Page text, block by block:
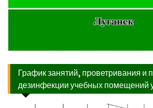
График занятий, проветривания и
дезинфекции учебных помещений